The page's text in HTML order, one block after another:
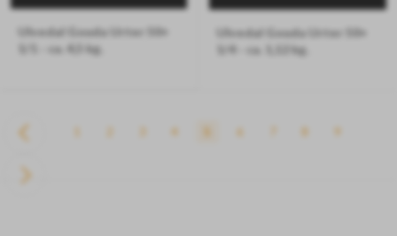
Ulvedal Gouda Urter 50+
1/1 - ca. 4,5 kg.
Ulvedal Gouda Urter 50+
1/4 - ca. 1,12 kg.
4 6